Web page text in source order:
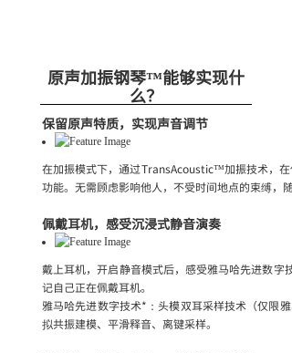
原声加振钢琴™能够实现什
么？
保留原声特质，实现声音调节
在加振模式下，通过TransAcoustic™加振技术，
功能。无需顾虑影响他人，不受时间地点的束缚，
佩戴耳机，感受沉浸式静音演奏
戴上耳机，开启静音模式后，感受雅马哈先进数
记自己正在佩戴耳机。
雅马哈先进数字技术*：头模双耳采样技术（仅限
拟共振建模、平滑释音、离键采样。